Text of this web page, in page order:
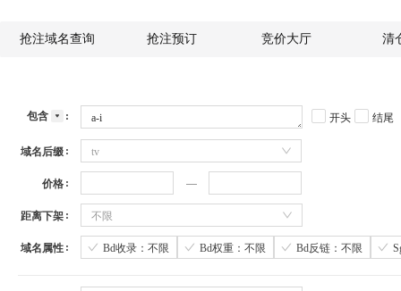
抢注域名查询 抢注预订 竞价大厅 清
包含 开头 结尾
域名后缀 tv
价格
距离下架 不限
域名属性 Bd收录：不限 Bd权重：不限 Bd反链：不限